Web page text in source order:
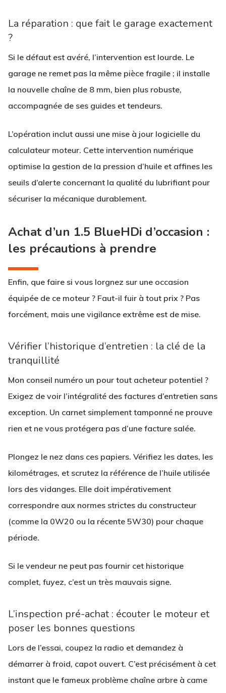
La réparation : que fait le garage exactement
?
Si le défaut est avéré, l’intervention est lourde. Le
garage ne remet pas la même pièce fragile ; il installe
la nouvelle chaîne de 8 mm, bien plus robuste,
accompagnée de ses guides et tendeurs.
L’opération inclut aussi une mise à jour logicielle du
calculateur moteur. Cette intervention numérique
optimise la gestion de la pression d’huile et affines les
seuils d’alerte concernant la qualité du lubrifiant pour
sécuriser la mécanique durablement.
Achat d’un 1.5 BlueHDi d’occasion :
les précautions à prendre
Enfin, que faire si vous lorgnez sur une occasion
équipée de ce moteur ? Faut-il fuir à tout prix ? Pas
forcément, mais une vigilance extrême est de mise.
Vérifier l’historique d’entretien : la clé de la
tranquillité
Mon conseil numéro un pour tout acheteur potentiel ?
Exigez de voir l’intégralité des factures d’entretien sans
exception. Un carnet simplement tamponné ne prouve
rien et ne vous protégera pas d’une facture salée.
Plongez le nez dans ces papiers. Vérifiez les dates, les
kilométrages, et scrutez la référence de l’huile utilisée
lors des vidanges. Elle doit impérativement
correspondre aux normes strictes du constructeur
(comme la 0W20 ou la récente 5W30) pour chaque
période.
Si le vendeur ne peut pas fournir cet historique
complet, fuyez, c’est un très mauvais signe.
L’inspection pré-achat : écouter le moteur et
poser les bonnes questions
Lors de l’essai, coupez la radio et demandez à
démarrer à froid, capot ouvert. C’est précisément à cet
instant que le fameux problème chaîne arbre à came